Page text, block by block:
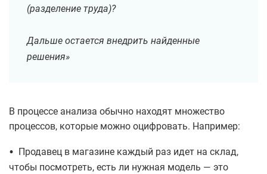
(разделение труда)?
Дальше остается внедрить найденные
решения»
В процессе анализа обычно находят множество
процессов, которые можно оцифровать. Например:
•
Продавец в магазине каждый раз идет на склад,
чтобы посмотреть, есть ли нужная модель — это